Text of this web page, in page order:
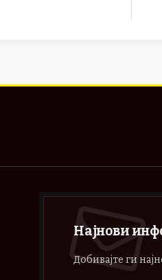
Најнови
Добивајте ги